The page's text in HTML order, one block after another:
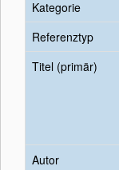
Kategorie
Referenztyp
Titel (primär)
Autor